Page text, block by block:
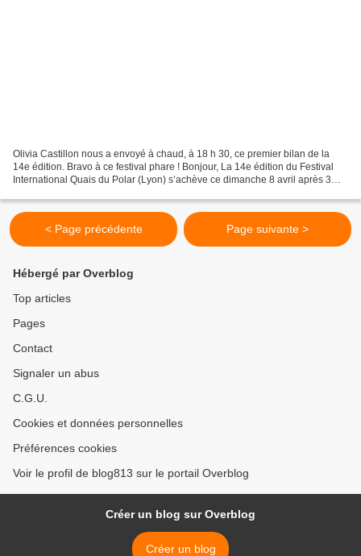
Olivia Castillon nous a envoyé à chaud, à 18 h 30, ce premier bilan de la
14e édition. Bravo à ce festival phare ! Bonjour, La 14e édition du Festival
International Quais du Polar (Lyon) s’achève ce dimanche 8 avril après 3
< Page précédente Page suivante >
Hébergé par Overblog
Top articles
Pages
Contact
Signaler un abus
C.G.U.
Cookies et données personnelles
Préférences cookies
Voir le profil de blog813 sur le portail Overblog
Créer un blog sur Overblog
Créer un blog